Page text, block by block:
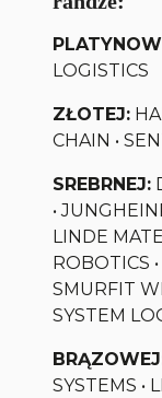
LOGISTICS
ZŁOTEJ:
CHAIN •
SREBRNEJ:
•
LINDE
ROBOTICS
SMURFIT
SYSTEM
SYSTEMS •